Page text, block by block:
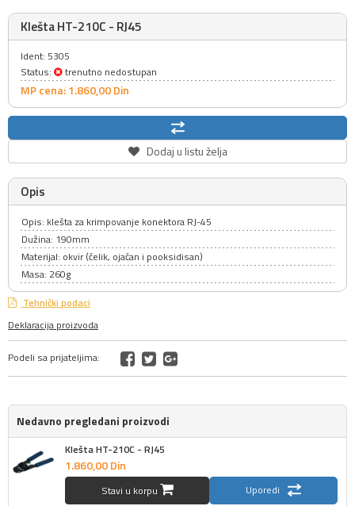
Klešta HT-210C - RJ45
Ident: 5305
Status:
trenutno nedostupan
MP cena: 1.860,00Din
Dodaj u listu želja
Opis
Opis: klešta za krimpovanje konektora RJ-45
Dužina: 190mm
Materijal: okvir (čelik, ojačan i pooksidisan)
Masa: 260g
Tehnički podaci
Deklaracija proizvoda
Podeli sa prijateljima:
Nedavno pregledani proizvodi
Klešta HT-210C - RJ45
1.860,00Din
Stavi u korpu Uporedi